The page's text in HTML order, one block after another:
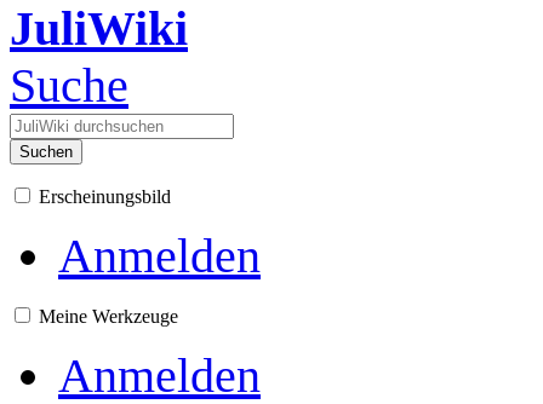
JuliWiki
Suche
Suchen
Erscheinungsbild
Anmelden
Meine Werkzeuge
Anmelden